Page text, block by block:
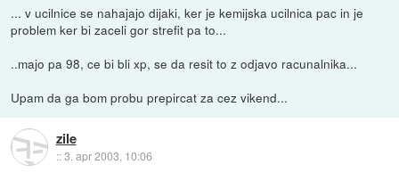
... v ucilnice se nahajajo dijaki, ker je kemijska ucilnica pac in je
problem ker bi zaceli gor strefit pa to...
..majo pa 98, ce bi bli xp, se da resit to z odjavo racunalnika...
Upam da ga bom probu prepircat za cez vikend...
zile
::3. apr 2003, 10:06